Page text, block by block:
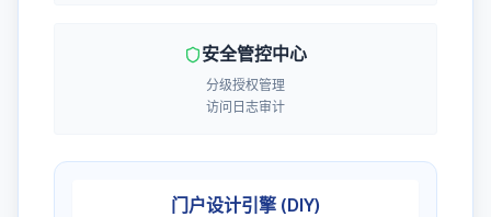
安全管控中心
分级授权管理
访问日志审计
门户设计引擎 (DIY)